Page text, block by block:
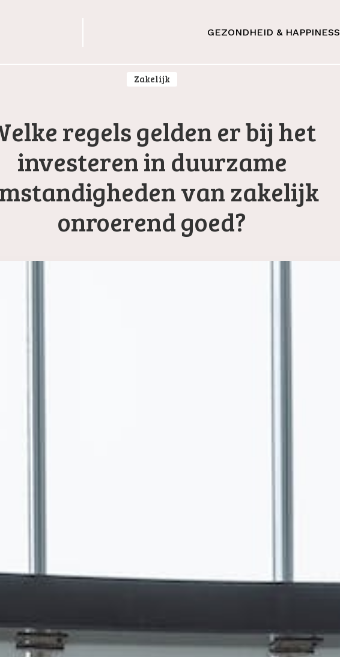
GEZONDHEID & HAPPINESS
Zakelijk
regels gelden er bij het
investeren in duurzame
van zakelijk
onroerend goed?